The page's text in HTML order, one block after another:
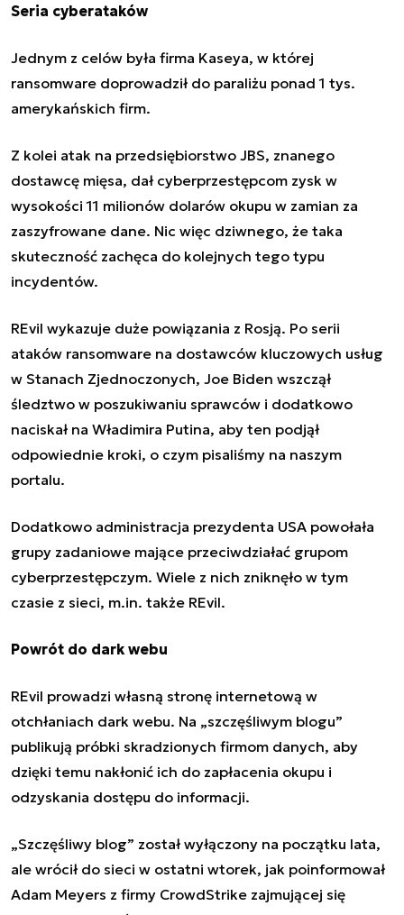
Seria cyberataków
Jednym z celów była firma Kaseya, w której
ransomware doprowadził do paraliżu ponad 1 tys.
amerykańskich firm.
Z kolei atak na przedsiębiorstwo JBS, znanego
dostawcę mięsa, dał cyberprzestępcom zysk w
wysokości 11 milionów dolarów okupu w zamian za
zaszyfrowane dane. Nic więc dziwnego, że taka
skuteczność zachęca do kolejnych tego typu
incydentów.
REvil wykazuje duże powiązania z Rosją. Po serii
ataków ransomware na dostawców kluczowych usług
w Stanach Zjednoczonych, Joe Biden wszczął
śledztwo w poszukiwaniu sprawców i dodatkowo
naciskał na Władimira Putina, aby ten podjął
odpowiednie kroki, o czym pisaliśmy na naszym
portalu.
Dodatkowo administracja prezydenta USA powołała
grupy zadaniowe mające przeciwdziałać grupom
cyberprzestępczym. Wiele z nich zniknęło w tym
czasie z sieci, m.in. także REvil.
Powrót do dark webu
REvil prowadzi własną stronę internetową w
otchłaniach dark webu. Na „szczęśliwym blogu”
publikują próbki skradzionych firmom danych, aby
dzięki temu nakłonić ich do zapłacenia okupu i
odzyskania dostępu do informacji.
„Szczęśliwy blog” został wyłączony na początku lata,
ale wrócił do sieci w ostatni wtorek, jak poinformował
Adam Meyers z firmy CrowdStrike zajmującej się